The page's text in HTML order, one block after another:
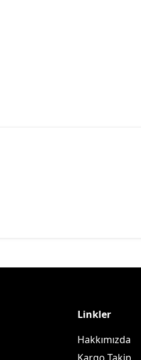
Linkler
Hakkımızda